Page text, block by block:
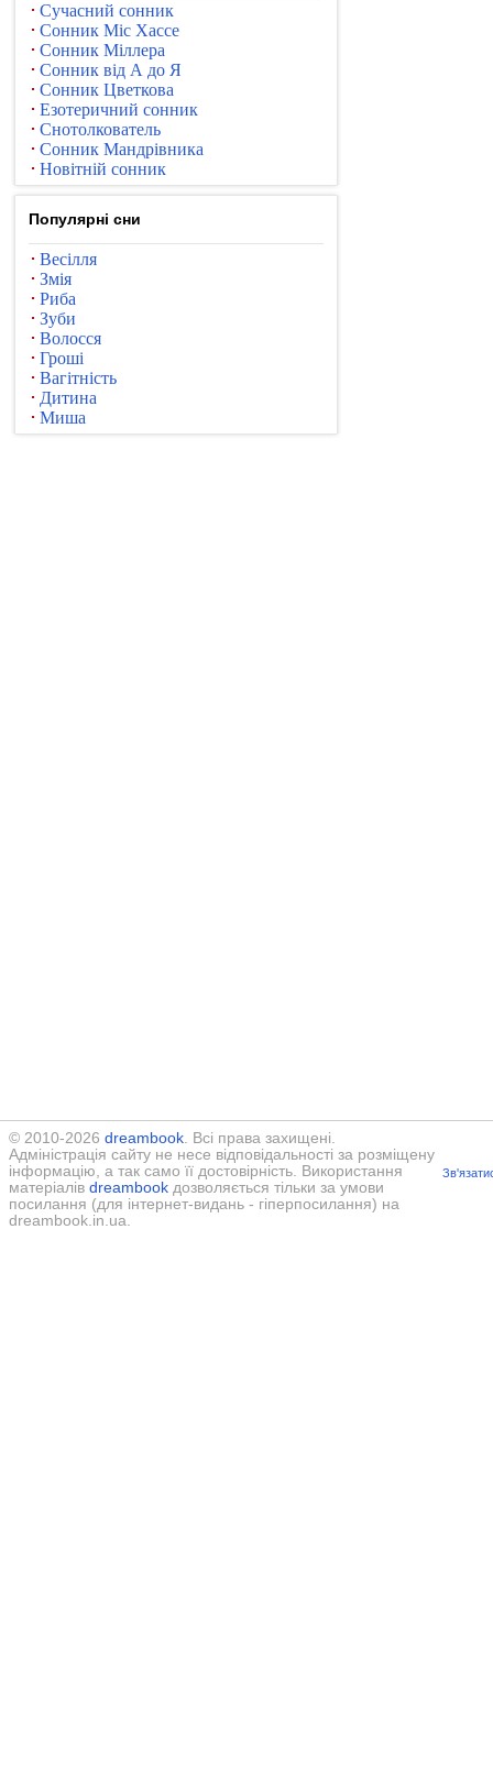
Сучасний сонник
Сонник Міс Хассе
Сонник Міллера
Сонник від А до Я
Сонник Цветкова
Езотеричний сонник
Снотолкователь
Сонник Мандрівника
Новітній сонник
Популярні сни
Весілля
Змія
Риба
Зуби
Волосся
Гроші
Вагітність
Дитина
Миша
© 2010-2026 dreambook. Всі права захищені.
Адміністрація сайту не несе відповідальності за розміщену
інформацію, а так само її достовірність. Використання
матеріалів dreambook дозволяється тільки за умови
посилання (для інтернет-видань - гіперпосилання) на
dreambook.in.ua.